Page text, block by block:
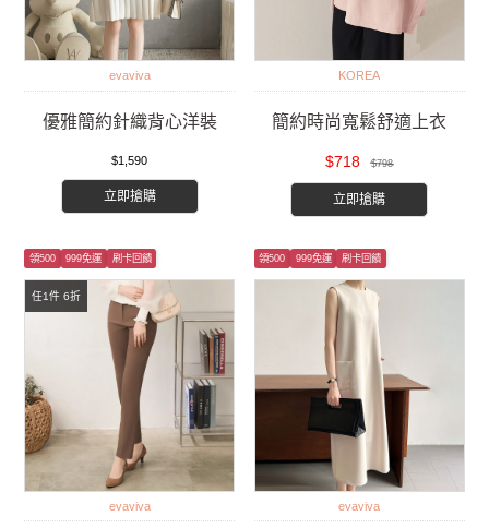
evaviva
優雅簡約針織背心洋裝
$1,590
立即搶購
KOREA
簡約時尚寬鬆舒適上衣
$718 $798
立即搶購
任1件 6折
領500 999免運 刷卡回饋
evaviva
領500 999免運 刷卡回饋
evaviva